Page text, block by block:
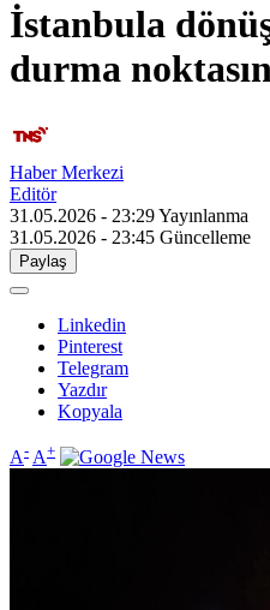
İstanbula
durma
Haber Merkezi
Editör
31.05.2026 - 23:29Yayınlanma
31.05.2026 - 23:45 Güncelleme
Paylaş
Linkedin
Pinterest
Telegram
Yazdır
Kopyala
A- A+